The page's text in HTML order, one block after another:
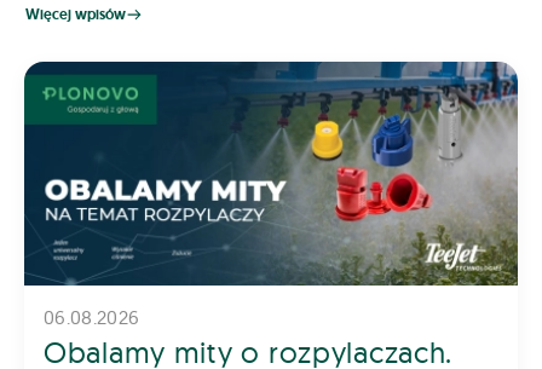
Więcej wpisów
06.08.2026
Obalamy mity o rozpylaczach.